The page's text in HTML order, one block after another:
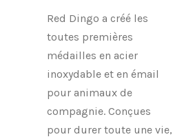
Red Dingo a créé les
toutes premières
médailles en acier
inoxydable et en émail
pour animaux de
compagnie. Conçues
pour durer toute une vie,